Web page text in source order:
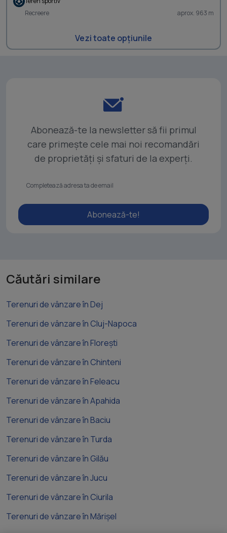
Recreere
aprox. 963 m
Vezi toate opțiunile
Abonează-te la newsletter să fii primul
care primește cele mai noi recomandări
de proprietăți și sfaturi de la experți.
Abonează-te!
Căutări similare
Terenuri de vânzare în Dej
Terenuri de vânzare în Cluj-Napoca
Terenuri de vânzare în Florești
Terenuri de vânzare în Chinteni
Terenuri de vânzare în Feleacu
Terenuri de vânzare în Apahida
Terenuri de vânzare în Baciu
Terenuri de vânzare în Turda
Terenuri de vânzare în Gilău
Terenuri de vânzare în Jucu
Terenuri de vânzare în Ciurila
Terenuri de vânzare în Mărișel